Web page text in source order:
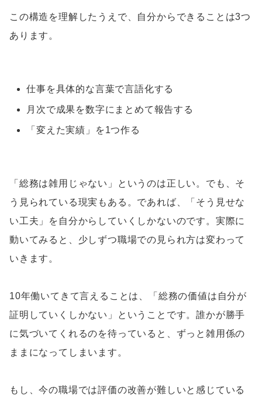
この構造を理解したうえで、自分からできることは3つ
あります。
仕事を具体的な言葉で言語化する
月次で成果を数字にまとめて報告する
「変えた実績」を1つ作る
「総務は雑用じゃない」というのは正しい。でも、そ
う見られている現実もある。であれば、「そう見せな
い工夫」を自分からしていくしかないのです。実際に
動いてみると、少しずつ職場での見られ方は変わって
いきます。
10年働いてきて言えることは、「総務の価値は自分が
証明していくしかない」ということです。誰かが勝手
に気づいてくれるのを待っていると、ずっと雑用係の
ままになってしまいます。
もし、今の職場では評価の改善が難しいと感じている